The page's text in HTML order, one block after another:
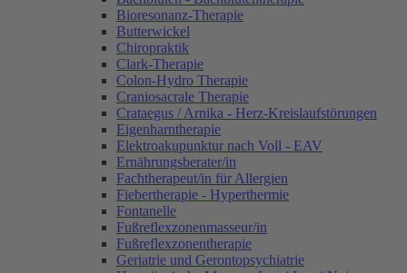
Bioresonanz-Therapie
Butterwickel
Chiropraktik
Clark-Therapie
Colon-Hydro Therapie
Craniosacrale Therapie
Crataegus / Arnika - Herz-Kreislaufstörungen
Eigenharntherapie
Elektroakupunktur nach Voll - EAV
Ernährungsberater/in
Fachtherapeut/in für Allergien
Fiebertherapie - Hyperthermie
Fontanelle
Fußreflexzonenmasseur/in
Fußreflexzonentherapie
Geriatrie und Gerontopsychiatrie